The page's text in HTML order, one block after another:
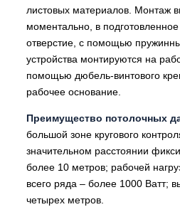
листовых материалов. Монтаж
моментально, в
отверстие, с помощью
устройства монтируются на
помощью дюбель-винтового
рабочее основание.
Преимущество потолочных
большой зоне кругового
значительном расстоянии
более 10 метров; рабочей
всего ряда – более 1000 Ватт;
четырех метров.